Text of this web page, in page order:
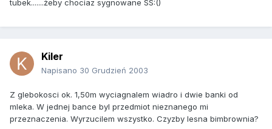
tubek.......żeby chociaz sygnowane SS:()
Kiler
Napisano 30 Grudzień 2003
Z glebokosci ok. 1,50m wyciagnalem wiadro i dwie banki od
mleka. W jednej bance byl przedmiot nieznanego mi
przeznaczenia. Wyrzucilem wszystko. Czyzby lesna bimbrownia?